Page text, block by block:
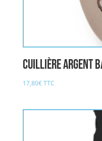
Cuillière argent
17,80€TTC